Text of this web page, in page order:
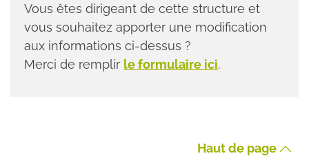
Vous êtes dirigeant de cette structure et
vous souhaitez apporter une modification
aux informations ci-dessus ?
Merci de remplir le formulaire ici.
Haut de page